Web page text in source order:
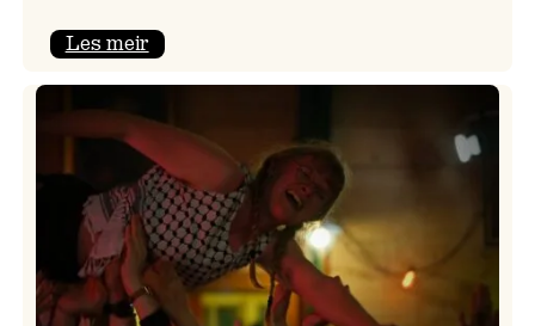
Les meir:
Lightning
Trio
–
Årets
Unge
Jazztalent
2024